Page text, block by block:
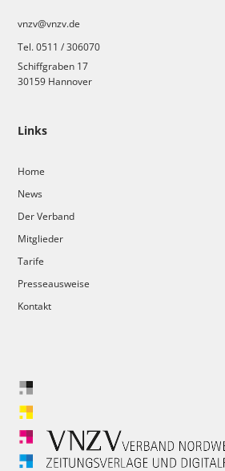
Links
Home
News
Der Verband
Mitglieder
Tarife
Presseausweise
Kontakt
vnzv@vnzv.de
Tel. 0511 / 306070
Schiffgraben 17
30159 Hannover